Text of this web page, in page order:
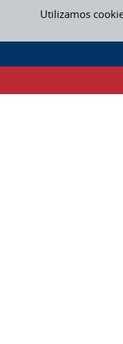
Utilizamos
Saltar al contenido